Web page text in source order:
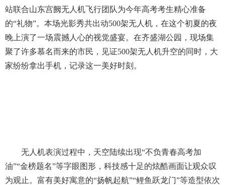
站联合山东宫阙无人机飞行团队为今年高考考生精心准备
的“礼物”。本场光影秀共出动500架无人机，在这个初夏的夜
晚上演了一场震撼人心的视觉盛宴。在齐盛湖公园，现场集
聚了许多慕名而来的市民，见证500架无人机升空的同时，大
家纷纷拿出手机，记录这一美好时刻。
无人机表演过程中，天空陆续出现“不负青春高考加
油”“金榜题名”等字眼图形，科技感十足的炫酷画面让观众叹
为观止。富有美好寓意的“扬帆起航”“鲤鱼跃龙门”等造型依次